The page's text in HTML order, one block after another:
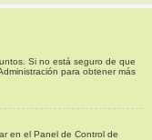
Si no está seguro de que
para obtener más
en el Panel de Control de